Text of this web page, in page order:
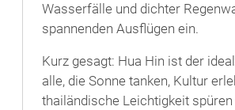
Wasserfälle und dichter
spannenden Ausflügen ein.
Kurz gesagt: Hua Hin ist der
alle, die Sonne tanken, Kultur
thailändische Leichtigkeit